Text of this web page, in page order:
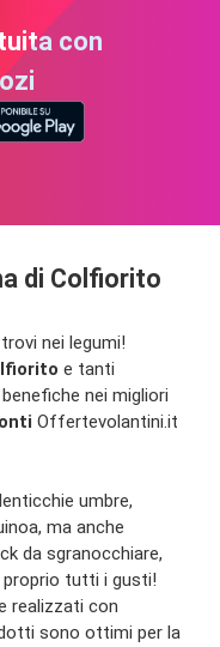
con
di Colfiorito
nei legumi!
e tanti
nei migliori
Offertevolantini.it
umbre,
ma anche
da sgranocchiare,
tutti i gusti!
realizzati con
sono ottimi per la